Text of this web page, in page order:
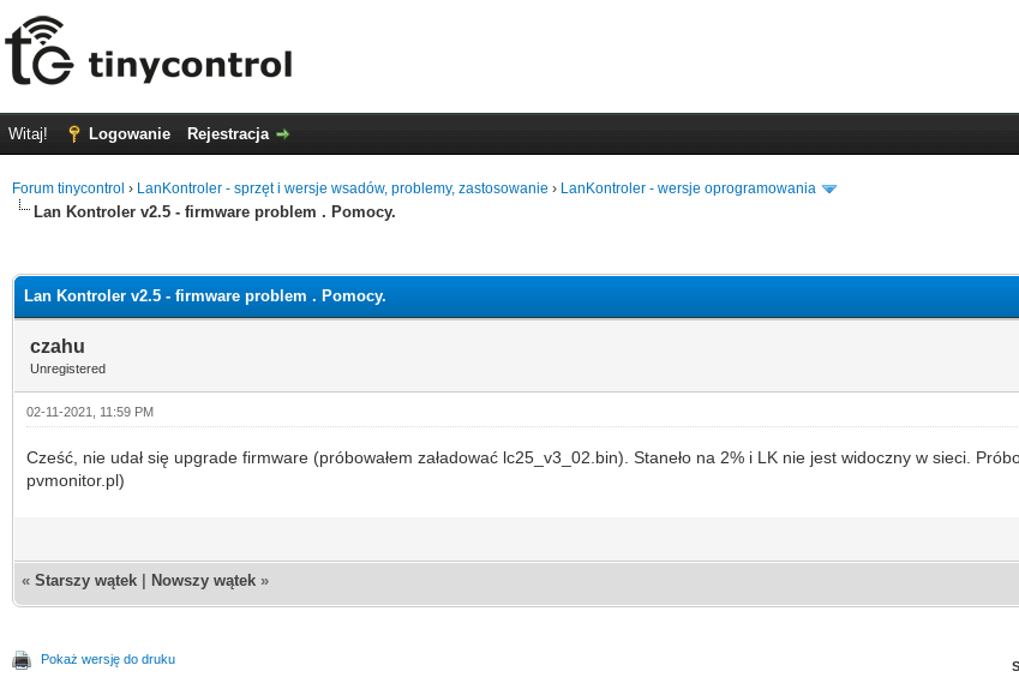
Witaj! Logowanie Rejestracja
Forum tinycontrol › LanKontroler - sprzęt i wersje wsadów, problemy, zastosowanie › LanKontroler - wersje oprogramowania
Lan Kontroler v2.5 - firmware problem . Pomocy.
Lan Kontroler v2.5 - firmware problem . Pomocy.
czahu
Unregistered
02-11-2021, 11:59 PM
Cześć, nie udał się upgrade firmware (próbowałem załadować lc25_v3_02.bin). Staneło na 2% i LK nie jest widoczny w sieci.
pvmonitor.pl)
« Starszy wątek Nowszy wątek »
Pokaż wersję do druku